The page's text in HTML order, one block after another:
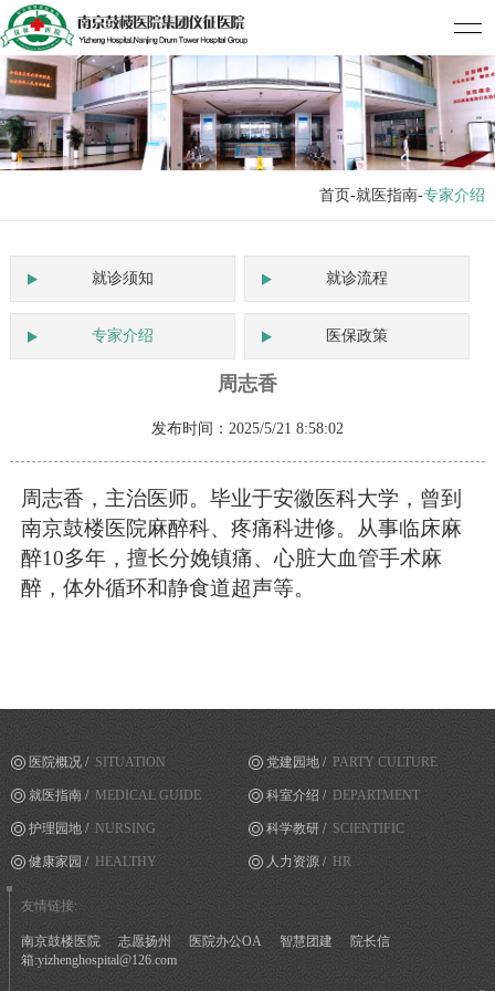
首页-就医指南-专家介绍
就诊须知 就诊流程
专家介绍 医保政策
周志香
发布时间：2025/5/21 8:58:02
周志香，主治医师。毕业于安徽医科大学，曾到
南京鼓楼医院麻醉科、疼痛科进修。从事临床麻
醉10多年，擅长分娩镇痛、心脏大血管手术麻
醉，体外循环和静食道超声等。
医院概况 / SITUATION 党建园地 /PARTY CULTURE
就医指南 / MEDICAL GUIDE 科室介绍 /DEPARTMENT
护理园地 / NURSING 科学教研 / SCIENTIFIC
健康家园 / HEALTHY 人力资源 / HR
友情链接:
南京鼓楼医院 志愿扬州 医院办公OA 智慧团建
院长信
箱:yizhenghospital@126.com